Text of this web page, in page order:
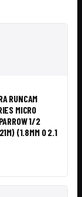
RUNCAM
MICRO
1/2
(1.8MM O 2.1